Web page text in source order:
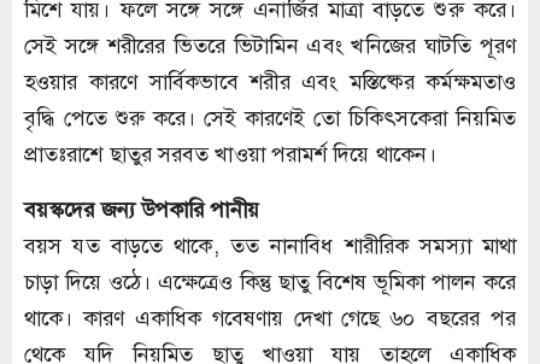
মিশে যায়। ফলে সঙ্গে সঙ্গে এনার্জির মাত্রা বাড়তে শুরু করে।
সেই সঙ্গে শরীরের ভিতরে ভিটামিন এবং খনিজের ঘাটতি পূরণ
হওয়ার কারণে সার্বিকভাবে শরীর এবং মস্তিষ্কের কর্মক্ষমতাও
বৃদ্ধি পেতে শুরু করে। সেই কারণেই তো চিকিৎসকেরা নিয়মিত
প্রাতঃরাশে ছাতুর সরবত খাওয়া পরামর্শ দিয়ে থাকেন।
বয়স্কদের জন্য উপকারি পানীয়
বয়স যত বাড়তে থাকে, তত নানাবিধ শারীরিক সমস্যা মাথা
চাড়া দিয়ে ওঠে। এক্ষেত্রেও কিন্তু ছাতু বিশেষ ভূমিকা পালন করে
থাকে। কারণ একাধিক গবেষণায় দেখা গেছে ৬০ বছরের পর
থেকে যদি নিয়মিত ছাতু খাওয়া যায় তাহলে একাধিক